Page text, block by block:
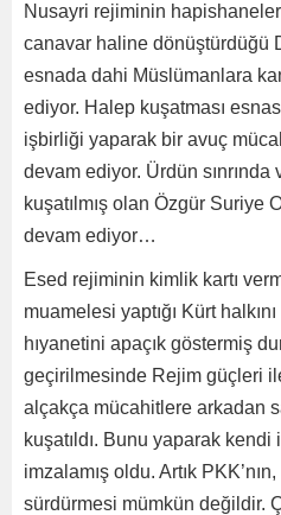
Nusayri rejiminin
canavar haline dönüştürdüğü
esnada dahi Müslümanlara
ediyor. Halep kuşatması
işbirliği yaparak bir avuç
devam ediyor. Ürdün sınrında
kuşatılmış olan Özgür Suriye
devam ediyor…
Esed rejiminin kimlik kartı
muamelesi yaptığı Kürt
hıyanetini apaçık göstermiş
geçirilmesinde Rejim güçleri
alçakça mücahitlere arkadan
kuşatıldı. Bunu yaparak kendi
imzalamış oldu. Artık PKK’nın,
sürdürmesi mümkün değildir.